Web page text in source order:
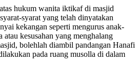
hukum wanita iktikaf di masjid
syarat yang telah dinyatakan
kekangan seperti mengurus anak-
atau kesusahan yang menghalang
bolehlah diambil pandangan Hanafi
pada ruang musolla di dalam